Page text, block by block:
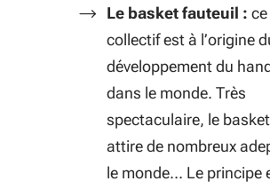
Le basket fauteuil :
collectif est à l’origine
développement du
dans le monde. Très
spectaculaire, le
attire de nombreux
le monde… Le principe